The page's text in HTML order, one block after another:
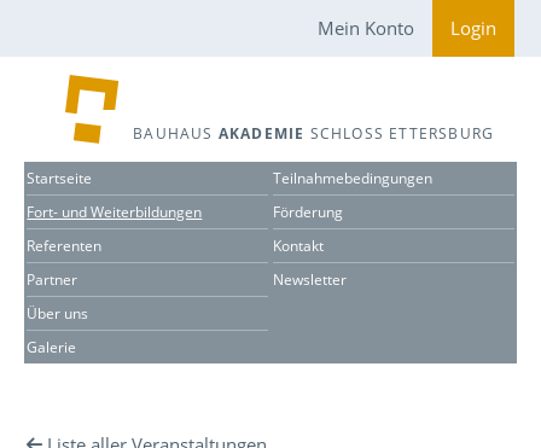
Mein Konto Login
BAUHAUS AKADEMIE SCHLOSS ETTERSBURG
Startseite
Fort- und Weiterbildungen
Referenten
Partner
Über uns
Galerie
Teilnahmebedingungen
Förderung
Kontakt
Newsletter